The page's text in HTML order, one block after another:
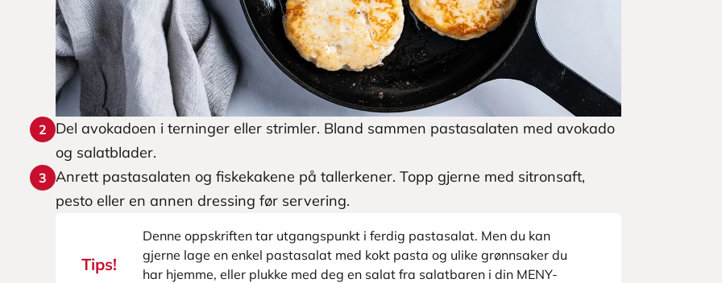
2
Del avokadoen i terninger eller strimler. Bland sammen pastasalaten med avokado
og salatblader.
3 Anrett pastasalaten og fiskekakene på tallerkener. Topp gjerne med sitronsaft,
pesto eller en annen dressing før servering.
Tips!
Denne oppskriften tar utgangspunkt i ferdig pastasalat. Men du kan
gjerne lage en enkel pastasalat med kokt pasta og ulike grønnsaker du
har hjemme, eller plukke med deg en salat fra salatbaren i din MENY-